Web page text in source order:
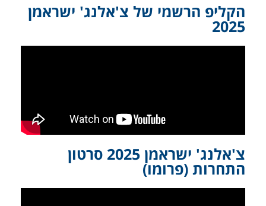
הקליפ הרשמי של צ'אלנג' ישראמן
2025
צ'אלנג' ישראמן 2025 סרטון
התחרות (פרומו)